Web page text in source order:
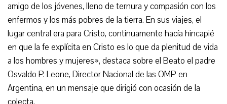
amigo de los jóvenes, lleno de ternura y compasión con los
enfermos y los más pobres de la tierra. En sus viajes, el
lugar central era para Cristo, continuamente hacía hincapié
en que la fe explícita en Cristo es lo que da plenitud de vida
a los hombres y mujeres», destaca sobre el Beato el padre
Osvaldo P. Leone, Director Nacional de las OMP en
Argentina, en un mensaje que dirigió con ocasión de la